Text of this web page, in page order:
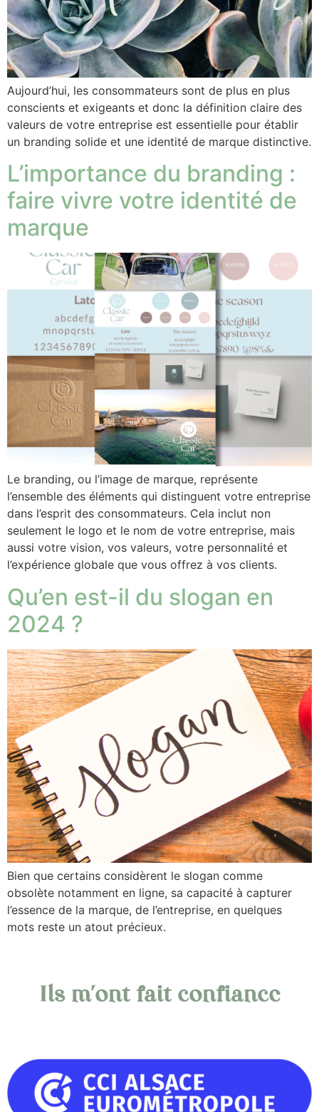
Aujourd’hui, les consommateurs sont de plus en plus
conscients et exigeants et donc la définition claire des
valeurs de votre entreprise est essentielle pour établir
un branding solide et une identité de marque distinctive.
L’importance du branding :
faire vivre votre identité de
marque
Le branding, ou l’image de marque, représente
l’ensemble des éléments qui distinguent votre entreprise
dans l’esprit des consommateurs. Cela inclut non
seulement le logo et le nom de votre entreprise, mais
aussi votre vision, vos valeurs, votre personnalité et
l’expérience globale que vous offrez à vos clients.
Qu’en est-il du slogan en
2024 ?
Bien que certains considèrent le slogan comme
obsolète notamment en ligne, sa capacité à capturer
l’essence de la marque, de l’entreprise, en quelques
mots reste un atout précieux.
Ils m'ont fait confiance